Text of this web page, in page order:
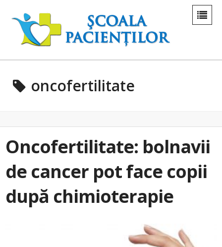
oncofertilitate
Oncofertilitate: bolnavii
de cancer pot face copii
după chimioterapie